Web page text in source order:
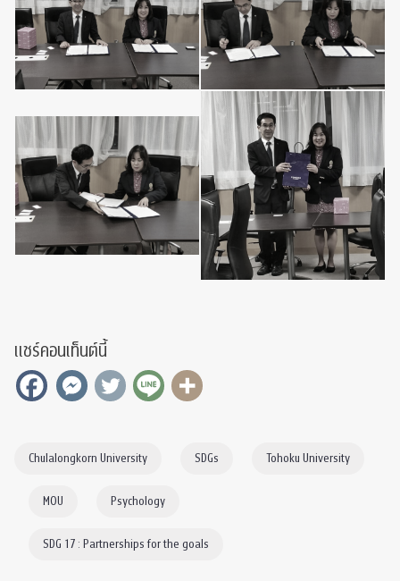
แชร์คอนเท็นต์นี้
Chulalongkorn University SDGs Tohoku University
MOU Psychology
SDG 17 : Partnerships for the goals